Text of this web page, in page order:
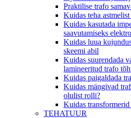
Praktilise trafo
Kuidas teha
Kuidas kasutada
saavutamiseks
Kuidas luua
skeemi abil
Kuidas suurendada
lamineeritud trafo
Kuidas paigaldada
Kuidas mängivad
olulist rolli?
Kuidas transformerid
TEHATUUR